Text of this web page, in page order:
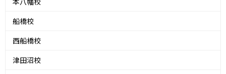
船橋校
西船橋校
津田沼校